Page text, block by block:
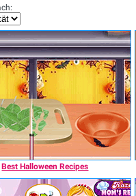
Best Halloween Recipes